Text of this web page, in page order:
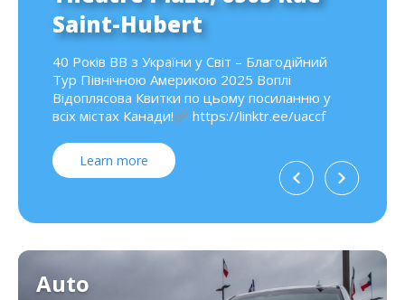
Saint-Hubert
40 Років ВВ з України у Світ – Благодійний
Тур Північною Америкою 2025 Воплі
Відоплясова Квитки по цьому посиланню у
всіх містах Канади!
https://linktr.ee/uaccf
Learn more
Auto